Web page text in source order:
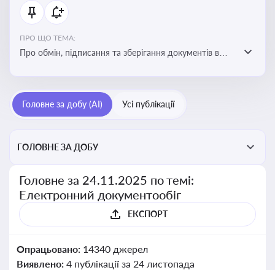
ПРО ЩО ТЕМА:
Про обмін, підписання та зберігання документів в
Головне за добу (AI) Усі публікації
ГОЛОВНЕ ЗА ДОБУ
Головне за 24.11.2025 по темі:
Електронний документообіг
ЕКСПОРТ
Опрацьовано: 14340 джерел
Виявлено: 4 публікації за 24 листопада